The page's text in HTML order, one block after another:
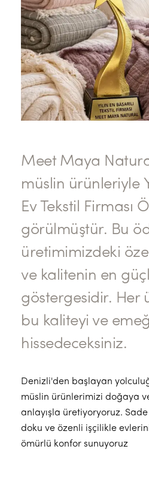
Meet Maya
müslin ürünleriyle
Ev Tekstil Firması
görülmüştür. Bu
üretimimizdeki
ve kalitenin en
göstergesidir. Her
bu kaliteyi ve
hissedeceksiniz.
Denizli'den başlayan
müslin ürünlerimizi doğaya
anlayışla üretiyoryoruz.
doku ve özenli işçilikle
ömürlü konfor sunuyoruz